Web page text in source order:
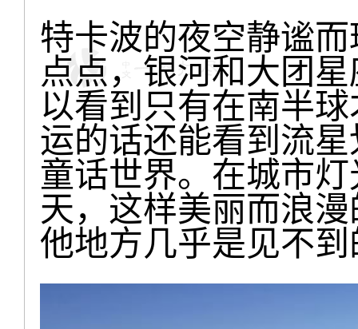
特卡波的夜空静谧
点点，银河和大团
以看到只有在南半
运的话还能看到流
童话世界。在城市
天，这样美丽而浪
他地方几乎是见不到